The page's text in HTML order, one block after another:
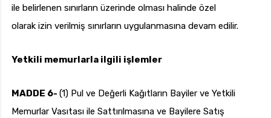
ile belirlenen sınırların üzerinde olması halinde özel
olarak izin verilmiş sınırların uygulanmasına devam edilir.
Yetkili memurlarla ilgili işlemler
MADDE 6- (1) Pul ve Değerli Kağıtların Bayiler ve Yetkili
Memurlar Vasıtası ile Sattırılmasına ve Bayilere Satış